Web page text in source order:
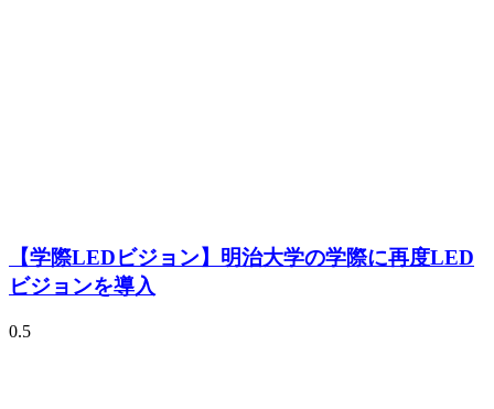
【学際LEDビジョン】明治大学の学際に再度LED
ビジョンを導入